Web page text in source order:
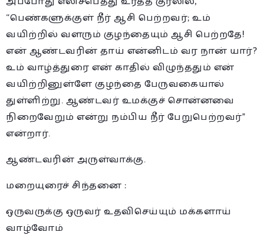
“பெண்களுக்குள் நீர் ஆசி பெற்றவர்; உம்
வயிற்றில் வளரும் குழந்தையும் ஆசி பெற்றதே!
என் ஆண்டவரின் தாய் என்னிடம் வர நான் யார்?
உம் வாழ்த்துரை என் காதில் விழுந்ததும் என்
வயிற்றினுள்ளே குழந்தை பேருவகையால்
துள்ளிற்று. ஆண்டவர் உமக்குச் சொன்னவை
நிறைவேறும் என்று நம்பிய நீர் பேறுபெற்றவர்”
என்றார்.
ஆண்டவரின் அருள்வாக்கு.
மறையுரைச் சிந்தனை :
ஒருவருக்கு ஒருவர் உதவிசெய்யும் மக்களாய்
வாழ்வோம்